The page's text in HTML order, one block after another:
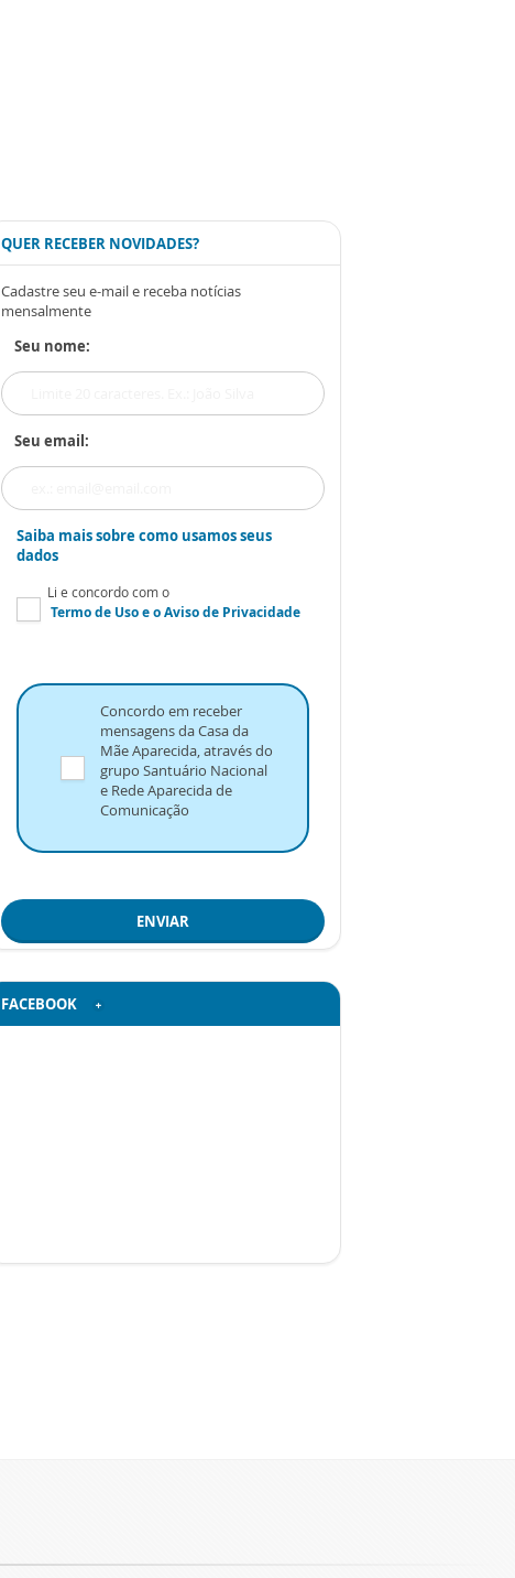
QUER RECEBER NOVIDADES?
Cadastre seu e-mail e receba notícias
mensalmente
Seu nome:
Seu email:
Saiba mais sobre como usamos seus
dados
Li e concordo com o
Termo de Usoe oAviso de Privacidade
Concordo em receber
mensagens da Casa da
Mãe Aparecida, através do
grupo Santuário Nacional
e Rede Aparecida de
Comunicação
ENVIAR
FACEBOOK